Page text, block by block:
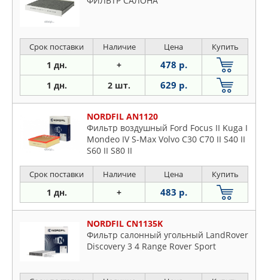
Срок поставки Наличие Цена Купить
1 дн. + 478 р.
1 дн. 2 шт. 629 р.
NORDFIL AN1120
Фильтр воздушный Ford Focus II Kuga I
Mondeo IV S-Max Volvo C30 C70 II S40 II
S60 II S80 II
Срок поставки Наличие Цена Купить
1 дн. + 483 р.
NORDFIL CN1135K
Фильтр салонный угольный LandRover
Discovery 3 4 Range Rover Sport